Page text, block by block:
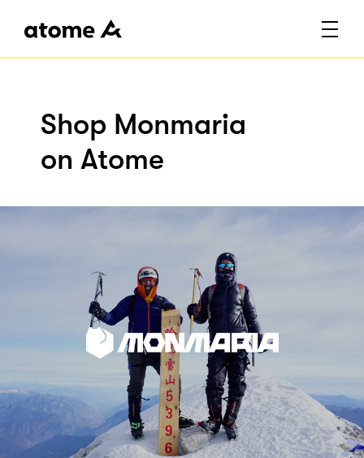
Shop Monmaria
on Atome